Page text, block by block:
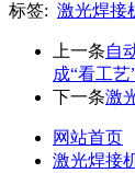
标签: 激光焊接
上一条自
成“看工艺
下一条激
网站首页
激光焊接